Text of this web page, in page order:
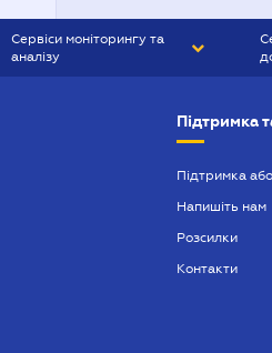
Сервіси моніторингу та
аналізу
Підтримка
Підтримка
Напишіть нам
Розсилки
Контакти